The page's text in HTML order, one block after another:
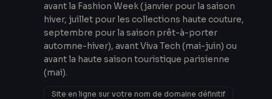
avant la Fashion Week (janvier pour la saison
hiver, juillet pour les collections haute couture,
septembre pour la saison prêt-à-porter
automne-hiver), avant Viva Tech (mai-juin) ou
avant la haute saison touristique parisienne
(mai).
Site en ligne sur votre nom de domaine définitif